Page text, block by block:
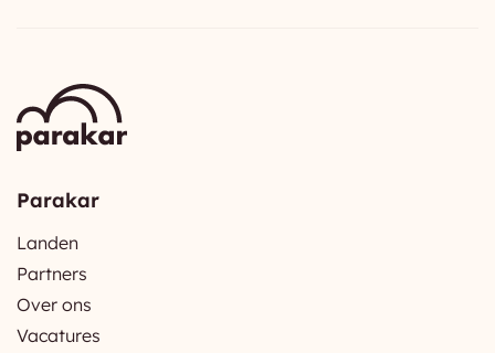
Parakar
Landen
Partners
Over ons
Vacatures